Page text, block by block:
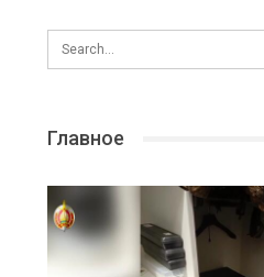
Главное